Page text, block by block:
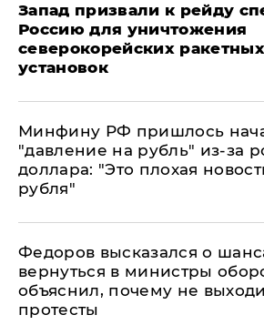
Запад призвали к рейду
Россию для уничтожения
северокорейских ракетных
установок
Минфину РФ пришлось
"давление на рубль" из-за
доллара: "Это плохая
рубля"
Федоров высказался о
вернуться в министры
объяснил, почему не
протесты